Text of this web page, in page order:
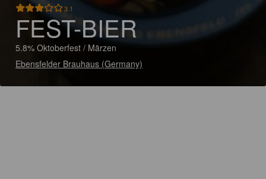
3.1
FEST-BIER
5.8% Oktoberfest / Märzen
Ebensfelder Brauhaus (Germany)